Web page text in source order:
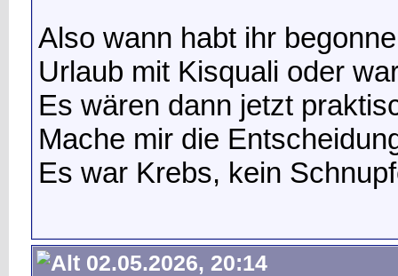
Also wann habt ihr
Urlaub mit Kisquali oder
Es wären dann jetzt
Mache mir die
Es war Krebs, kein
02.05.2026, 20:14